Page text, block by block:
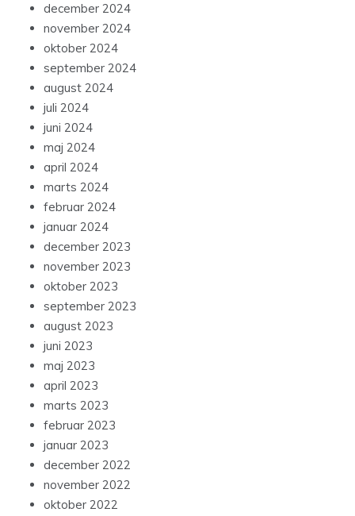
december 2024
november 2024
oktober 2024
september 2024
august 2024
juli 2024
juni 2024
maj 2024
april 2024
marts 2024
februar 2024
januar 2024
december 2023
november 2023
oktober 2023
september 2023
august 2023
juni 2023
maj 2023
april 2023
marts 2023
februar 2023
januar 2023
december 2022
november 2022
oktober 2022